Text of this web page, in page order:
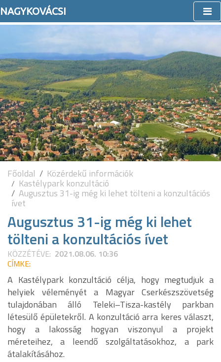
NAGYKOVÁCSI
Főoldal Közérdekű információk
Kastélypark konzultáció
Augusztus 31-ig még ki lehet tölteni a konzultációs
ívet
Augusztus 31-ig még ki lehet
tölteni a konzultációs ívet
KÖZZÉTÉVE: 2021.08.06. 10:36
CÍMKE:
A Kastélypark konzultáció célja, hogy megtudjuk a
helyiek véleményét a Magyar Cserkészszövetség
tulajdonában álló Teleki–Tisza-kastély parkban
létesülő épületekről. A konzultáció arra keres választ,
hogy a lakosság hogyan viszonyul a projekt
méreteihez, a leendő szolgáltatásokhoz, a park
átalakításához.